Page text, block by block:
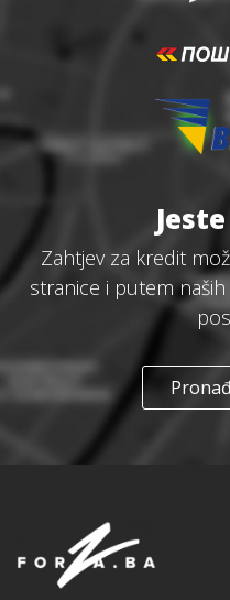
Zahtjev za kredit
stranice i putem